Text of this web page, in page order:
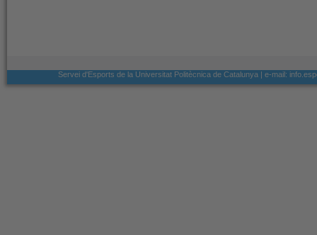
Servei d'Esports de la Universitat Politècnica de Catalunya | e-mail: